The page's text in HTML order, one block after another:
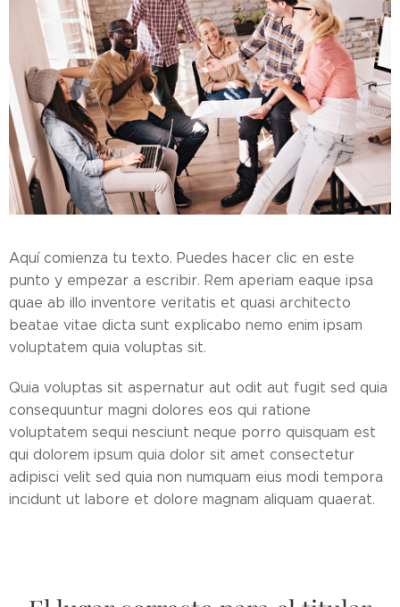
Aquí comienza tu texto. Puedes hacer clic en este
punto y empezar a escribir. Rem aperiam eaque ipsa
quae ab illo inventore veritatis et quasi architecto
beatae vitae dicta sunt explicabo nemo enim ipsam
voluptatem quia voluptas sit.
Quia voluptas sit aspernatur aut odit aut fugit sed quia
consequuntur magni dolores eos qui ratione
voluptatem sequi nesciunt neque porro quisquam est
qui dolorem ipsum quia dolor sit amet consectetur
adipisci velit sed quia non numquam eius modi tempora
incidunt ut labore et dolore magnam aliquam quaerat.